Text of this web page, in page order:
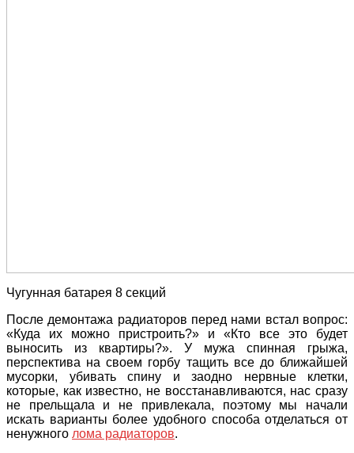
Чугунная батарея 8 секций
После демонтажа радиаторов перед нами встал вопрос:
«Куда их можно пристроить?» и «Кто все это будет
выносить из квартиры?». У мужа спинная грыжа,
перспектива на своем горбу тащить все до ближайшей
мусорки, убивать спину и заодно нервные клетки,
которые, как известно, не восстанавливаются, нас сразу
не прельщала и не привлекала, поэтому мы начали
искать варианты более удобного способа отделаться от
ненужного лома радиаторов.